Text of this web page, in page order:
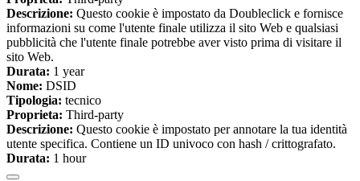
Descrizione: Questo cookie è impostato da Doubleclick e fornisce
informazioni su come l'utente finale utilizza il sito Web e qualsiasi
pubblicità che l'utente finale potrebbe aver visto prima di visitare il
sito Web.
Durata: 1 year
Nome: DSID
Tipologia: tecnico
Proprieta: Third-party
Descrizione: Questo cookie è impostato per annotare la tua identità
utente specifica. Contiene un ID univoco con hash / crittografato.
Durata: 1 hour